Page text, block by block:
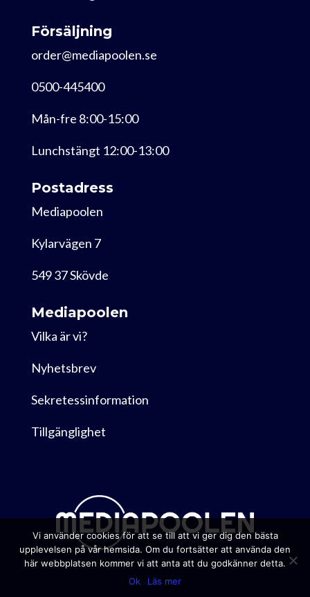
Försäljning
order@mediapoolen.se
0500-445400
Mån-fre 8:00-15:00
Lunchstängt 12:00-13:00
Postadress
Mediapoolen
Kylarvägen 7
549 37 Skövde
Mediapoolen
Vilka är vi?
Nyhetsbrev
Sekretessinformation
Tillgänglighet
Vi använder cookies för att se till att vi ger dig den bästa
upplevelsen på vår hemsida. Om du fortsätter att använda den
här webbplatsen kommer vi att anta att du godkänner detta.
Ok
Läs mer